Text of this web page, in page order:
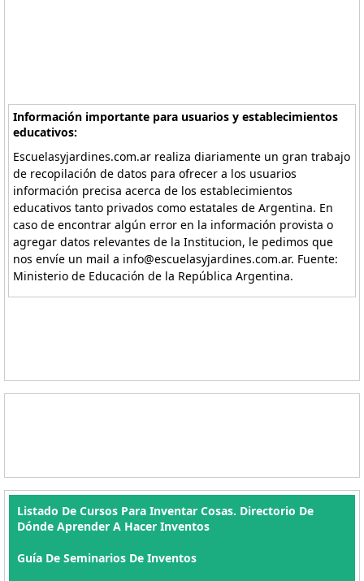
Información importante para usuarios y establecimientos
educativos:
Escuelasyjardines.com.ar realiza diariamente un gran trabajo
de recopilación de datos para ofrecer a los usuarios
información precisa acerca de los establecimientos
educativos tanto privados como estatales de Argentina. En
caso de encontrar algún error en la información provista o
agregar datos relevantes de la Institucion, le pedimos que
nos envíe un mail a info@escuelasyjardines.com.ar. Fuente:
Ministerio de Educación de la República Argentina.
Listado De Cursos Para Inventar Cosas. Directorio De
Dónde Aprender A Hacer Inventos
Guía De Seminarios De Inventos